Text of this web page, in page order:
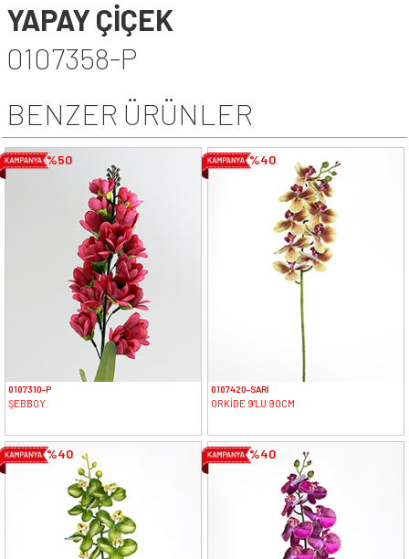
YAPAY ÇİÇEK
0107358-P
BENZER ÜRÜNLER
%50
0107310-P
ŞEBBOY
%40
0107420-SARI
ORKİDE 9'LU 90CM
%40 %40